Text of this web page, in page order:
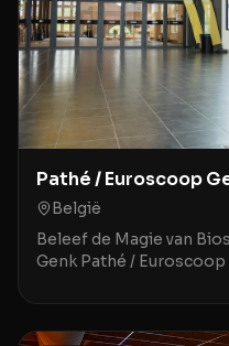
Pathé / Euroscoop
België
Beleef de Magie van
Genk Pathé / Euroscoop